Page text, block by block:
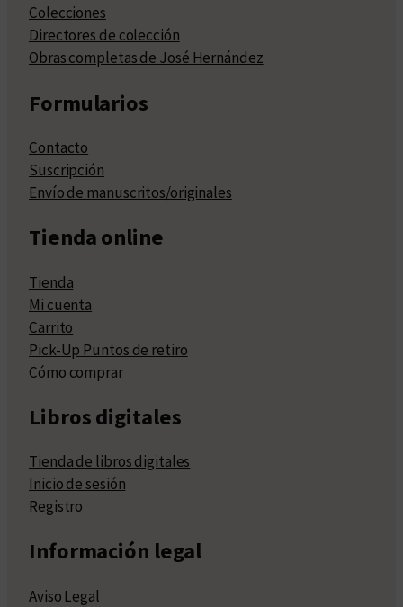
Colecciones
Directores de colección
Obras completas de José Hernández
Formularios
Contacto
Suscripción
Envío de manuscritos/originales
Tienda online
Tienda
Mi cuenta
Carrito
Pick-Up Puntos de retiro
Cómo comprar
Libros digitales
Tienda de libros digitales
Inicio de sesión
Registro
Información legal
Aviso Legal